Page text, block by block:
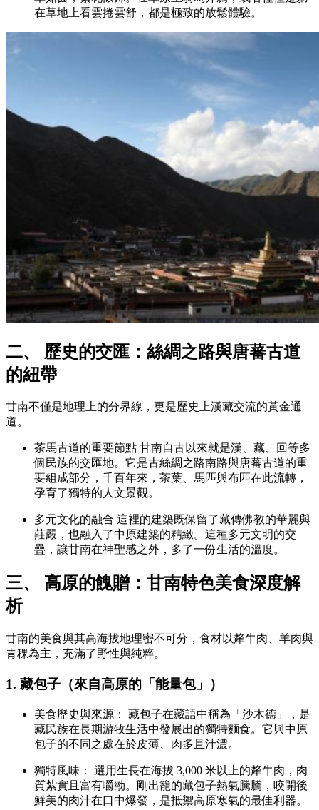
在草地上看雲捲雲舒，都是極致的放鬆體驗。
二、 歷史的交匯：絲綢之路與唐蕃古道
的紐帶
甘南不僅是地理上的分界線，更是歷史上漢藏交流的黃金通
道。
茶馬古道的重要節點 甘南自古以來就是漢、藏、回等多
個民族的交匯地。它是古絲綢之路南路與唐蕃古道的重
要組成部分，千百年來，茶葉、馬匹與布匹在此流轉，
孕育了獨特的人文景觀。
多元文化的融合 這裡的建築既保留了藏傳佛教的華麗與
莊嚴，也融入了中原建築的精緻。這種多元文明的交
疊，讓甘南在神聖感之外，多了一份生活的溫度。
三、 高原的餽贈：甘南特色美食深度解
析
甘南的美食與其高海拔地理密不可分，食材以犛牛肉、羊肉與
青稞為主，充滿了野性與純粹。
1. 藏包子（來自高原的「能量包」）
美食歷史與來源： 藏包子在藏語中稱為「沙木德」，是
藏民族在長期游牧生活中發展出的獨特麵食。它與中原
包子的不同之處在於皮薄、肉多且汁濃。
獨特風味： 選用生長在海拔 3,000 米以上的犛牛肉，肉
質紮實且富有嚼勁。剛出籠的藏包子熱氣騰騰，咬開後
鮮美的肉汁在口中爆發，是抵禦高原寒氣的最佳利器。